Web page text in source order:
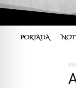
PORTADA